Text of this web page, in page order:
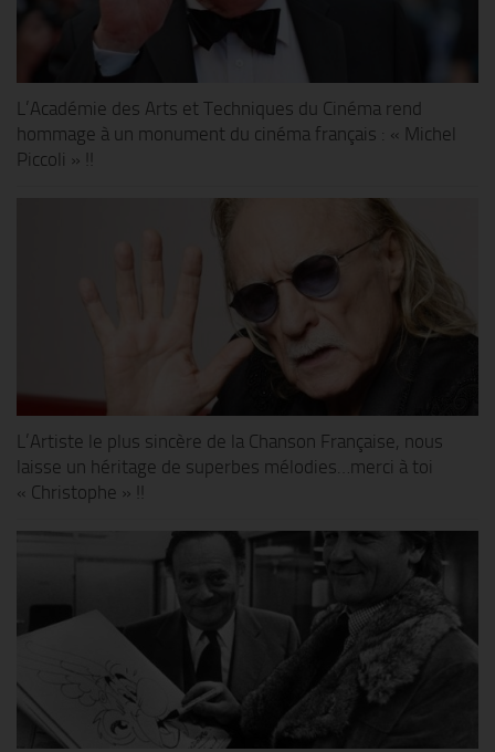
L’Académie des Arts et Techniques du Cinéma rend
hommage à un monument du cinéma français : « Michel
Piccoli » !!
L’Artiste le plus sincère de la Chanson Française, nous
laisse un héritage de superbes mélodies…merci à toi
« Christophe » !!